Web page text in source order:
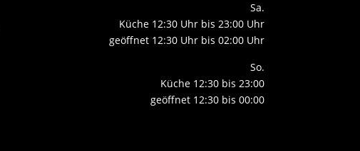
Sa.
Küche 12:30 Uhr bis 23:00 Uhr
geöffnet 12:30 Uhr bis 02:00 Uhr
So.
Küche 12:30 bis 23:00
geöffnet 12:30 bis 00:00